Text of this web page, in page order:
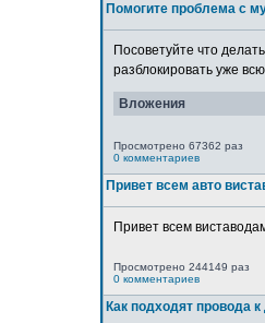
Помогите проблема с
Посоветуйте что
разблокировать уже
Вложения
Просмотрено 67362 раз
0 комментариев
Привет всем авто
Привет всем
Просмотрено 244149 раз
0 комментариев
Как подходят провода